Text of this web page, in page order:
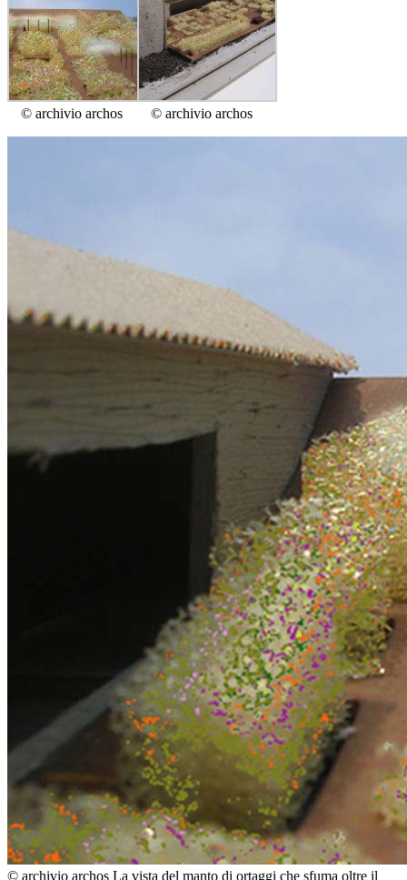
© archivio archos © archivio archos
© archivio archos La vista del manto di ortaggi che sfuma oltre il